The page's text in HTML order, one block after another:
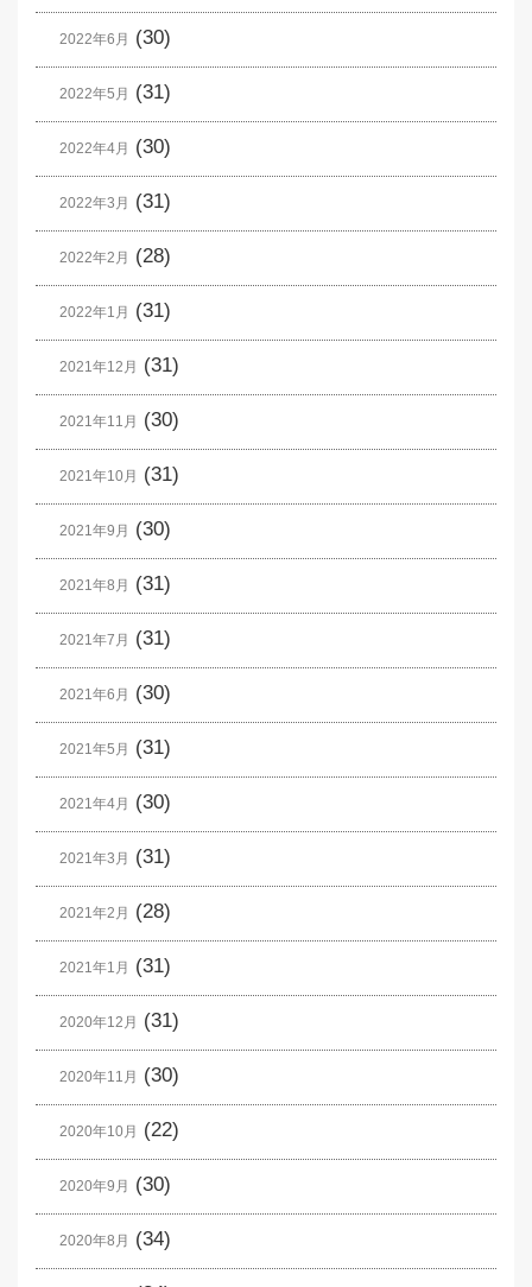
2022年6月 (30)
2022年5月 (31)
2022年4月 (30)
2022年3月 (31)
2022年2月 (28)
2022年1月 (31)
2021年12月 (31)
2021年11月 (30)
2021年10月 (31)
2021年9月 (30)
2021年8月 (31)
2021年7月 (31)
2021年6月 (30)
2021年5月 (31)
2021年4月 (30)
2021年3月 (31)
2021年2月 (28)
2021年1月 (31)
2020年12月 (31)
2020年11月 (30)
2020年10月 (22)
2020年9月 (30)
2020年8月 (34)